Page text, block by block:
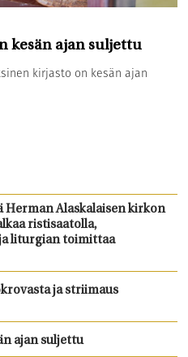
kesän ajan suljettu
kirjasto on kesän ajan
Herman Alaskalaisen kirkon
ristisaatolla,
liturgian toimittaa
ja striimaus
ajan suljettu